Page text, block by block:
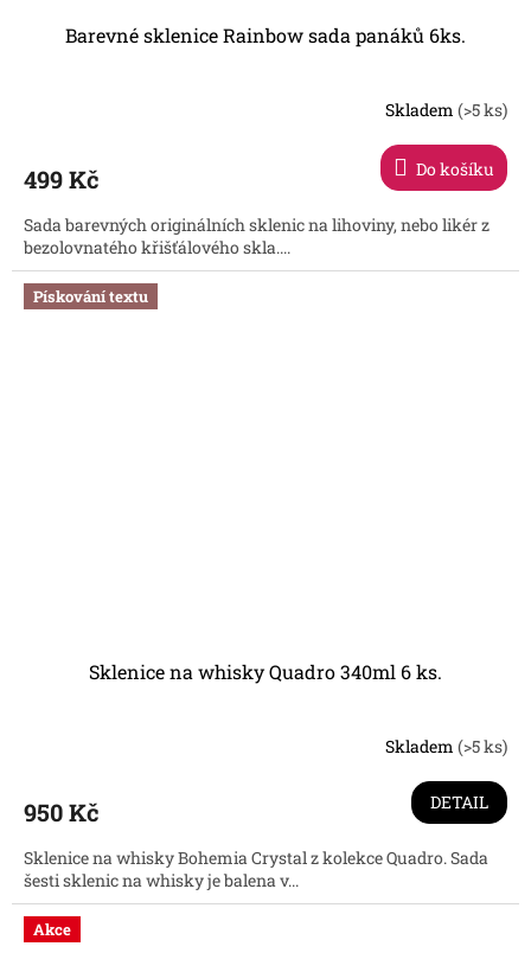
Barevné sklenice Rainbow sada panáků 6ks.
Skladem (>5 ks)
499 Kč Do košíku
Sada barevných originálních sklenic na lihoviny, nebo likér z
bezolovnatého křišťálového skla....
Pískování textu
Sklenice na whisky Quadro 340ml 6 ks.
je
z
5
hvězdiček.
Skladem(>5 ks)
950 Kč DETAIL
Sklenice na whisky Bohemia Crystal z kolekce Quadro. Sada
šesti sklenic na whisky je balena v...
Akce